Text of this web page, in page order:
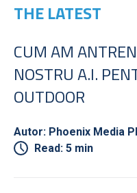
THE LATEST
CUM AM
NOSTRU A.I.
OUTDOOR
Autor: Phoenix Media
Read: 5 min